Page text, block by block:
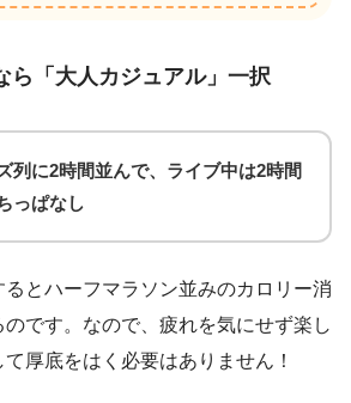
「大人カジュアル」一択
列に2時間並んで、ライブ中は2時間
っぱなし
とハーフマラソン並みのカロリー消
です。なので、疲れを気にせず楽し
厚底をはく必要はありません！